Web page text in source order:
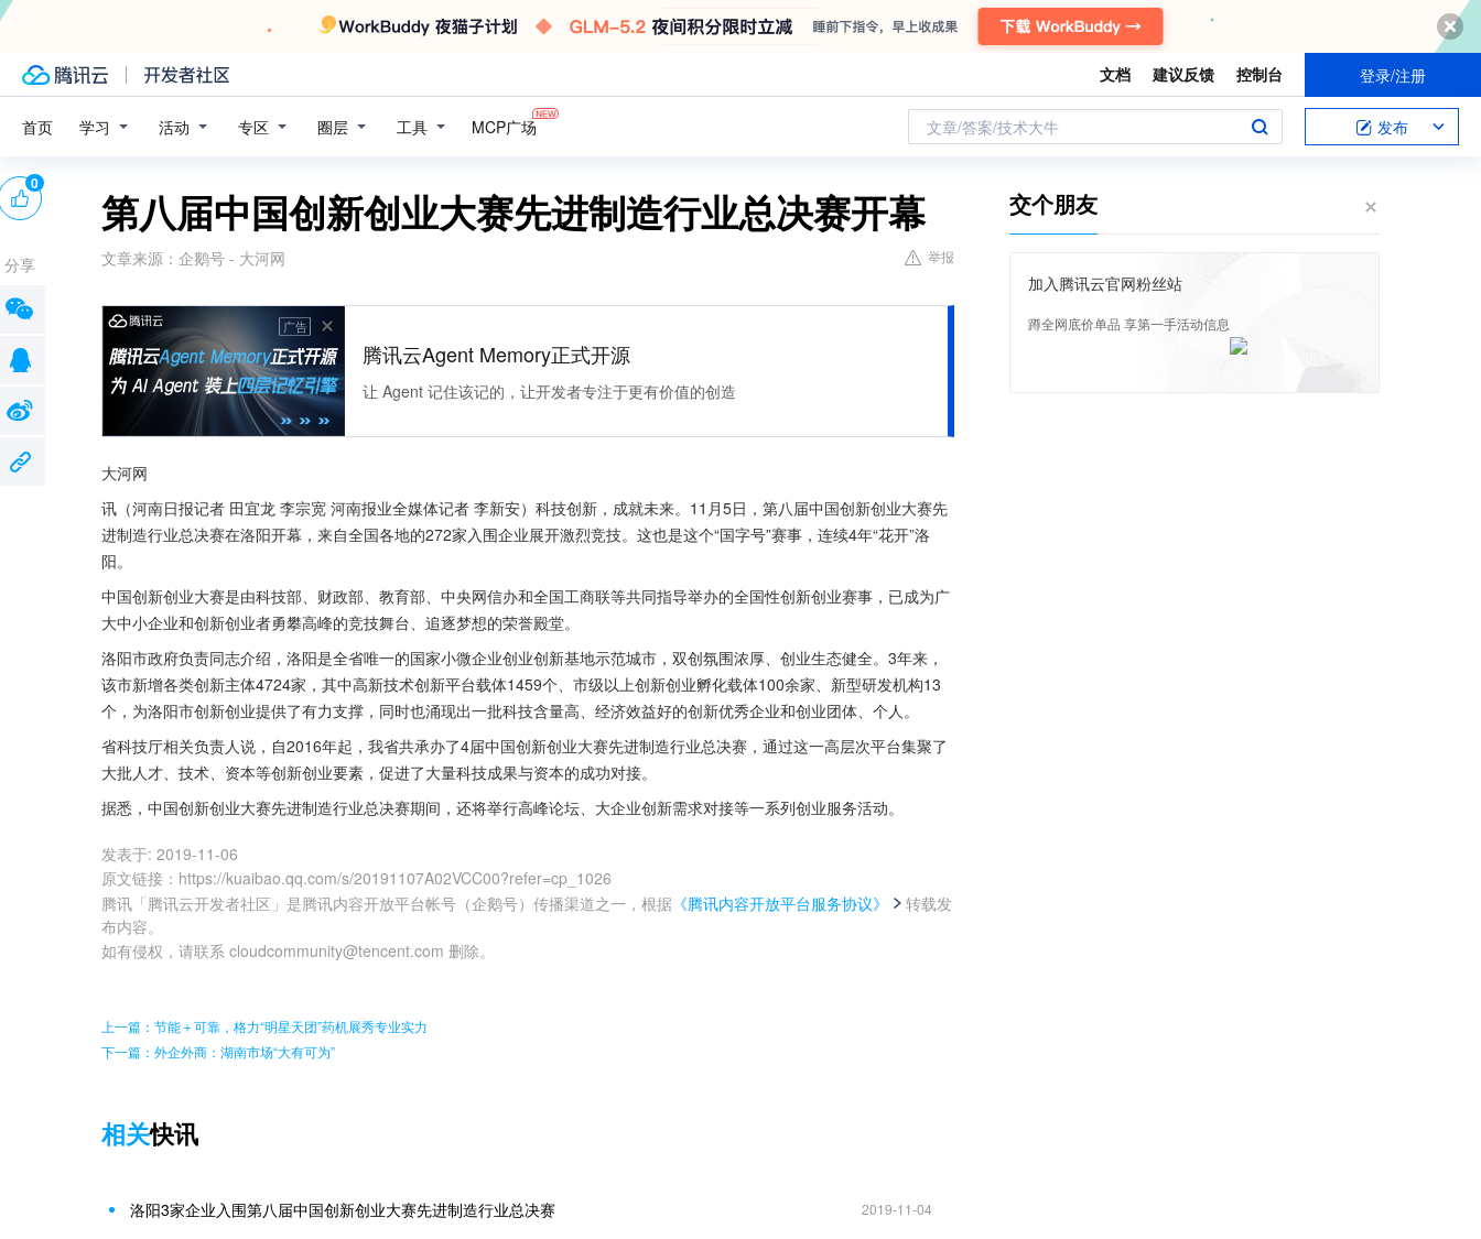
文档 建议反馈 控制台 登录/注册
首页 学习 活动 专区 圈层 工具 MCP广场 文章/答案/技术大牛 发布
第八届中国创新创业大赛先进制造行业总决赛开幕
文章来源： 企鹅号 - 大河网 举报
广告
腾讯云Agent Memory正式开源
让 Agent 记住该记的，让开发者专注于更有价值的创造
大河网
讯（河南日报记者 田宜龙 李宗宽 河南报业全媒体记者 李新安）科技创新，成就未来。11月5日，第八届中国创新创业大赛先
进制造行业总决赛在洛阳开幕，来自全国各地的272家入围企业展开激烈竞技。这也是这个“国字号”赛事，连续4年“花开”洛
阳。
中国创新创业大赛是由科技部、财政部、教育部、中央网信办和全国工商联等共同指导举办的全国性创新创业赛事，已成为广
大中小企业和创新创业者勇攀高峰的竞技舞台、追逐梦想的荣誉殿堂。
洛阳市政府负责同志介绍，洛阳是全省唯一的国家小微企业创业创新基地示范城市，双创氛围浓厚、创业生态健全。3年来，
该市新增各类创新主体4724家，其中高新技术创新平台载体1459个、市级以上创新创业孵化载体100余家、新型研发机构13
个，为洛阳市创新创业提供了有力支撑，同时也涌现出一批科技含量高、经济效益好的创新优秀企业和创业团体、个人。
省科技厅相关负责人说，自2016年起，我省共承办了4届中国创新创业大赛先进制造行业总决赛，通过这一高层次平台集聚了
大批人才、技术、资本等创新创业要素，促进了大量科技成果与资本的成功对接。
据悉，中国创新创业大赛先进制造行业总决赛期间，还将举行高峰论坛、大企业创新需求对接等一系列创业服务活动。
发表于: 2019-11-06
原文链接 ： https://kuaibao.qq.com/s/20191107A02VCC00?refer=cp_1026
腾讯「腾讯云开发者社区」是腾讯内容开放平台帐号（企鹅号）传播渠道之一，根据 《腾讯内容开放平台服务协议》
转载发
布内容。
如有侵权，请联系 cloudcommunity@tencent.com 删除。
0
分享
上一篇：节能＋可靠，格力“明星天团”药机展秀专业实力
下一篇：外企外商：湖南市场“大有可为”
相关快讯
洛阳3家企业入围第八届中国创新创业大赛先进制造行业总决赛 2019-11-04
交个朋友
加入腾讯云官网粉丝站
蹲全网底价单品 享第一手活动信息